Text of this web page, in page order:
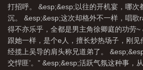
打招呼。 &esp;&esp;以往的开机宴，哪次
沉。 &esp;&esp;这次却格外不一样，唱歌
得不亦乐乎，全都是男主角徐卿庭的功劳
跟她一样，是个e人，擅长炒热场子，刚
经揽上吴导的肩头称兄道弟了。
交悍匪’。” &esp;&esp;活跃气氛这种事，